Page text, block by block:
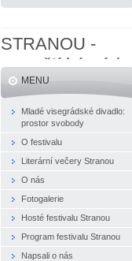
STRANOU -
evropští básníci
naživo
MENU
Mladé visegrádské divadlo:
prostor svobody
O festivalu
Literární večery Stranou
O nás
Fotogalerie
Hosté festivalu Stranou
Program festivalu Stranou
Napsali o nás